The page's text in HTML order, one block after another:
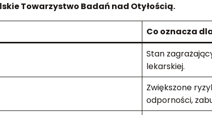
Towarzystwo Badań nad Otyłością.
Co oznacza
Stan
lekarskiej.
Zwiększone
odporności,